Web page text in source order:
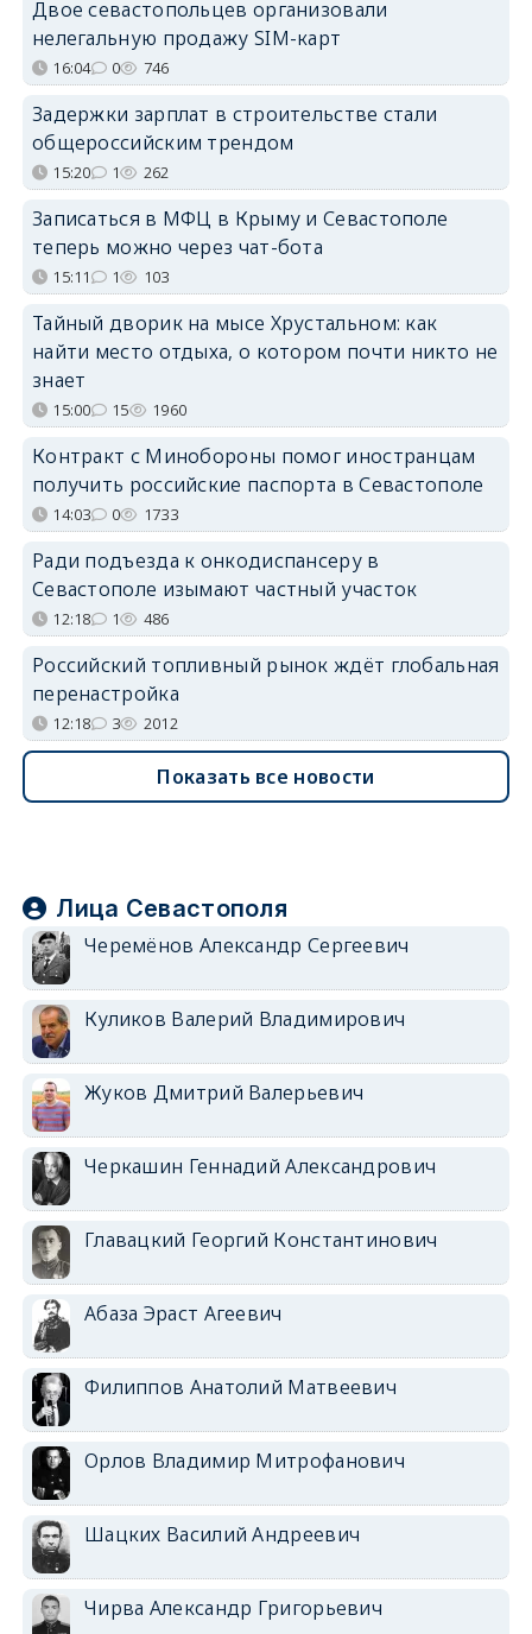
Двое севастопольцев организовали
нелегальную продажу SIM-карт
16:04 0 746
Задержки зарплат в строительстве стали
общероссийским трендом
15:20 1 262
Записаться в МФЦ в Крыму и Севастополе
теперь можно через чат-бота
15:11 1 103
Тайный дворик на мысе Хрустальном: как
найти место отдыха, о котором почти никто не
знает
15:00 15 1960
Контракт с Минобороны помог иностранцам
получить российские паспорта в Севастополе
14:03 0 1733
Ради подъезда к онкодиспансеру в
Севастополе изымают частный участок
12:18 1 486
Российский топливный рынок ждёт глобальная
перенастройка
12:18 3 2012
Показать все новости
Лица Севастополя
Черемёнов Александр Сергеевич
Куликов Валерий Владимирович
Жуков Дмитрий Валерьевич
Черкашин Геннадий Александрович
Главацкий Георгий Константинович
Абаза Эраст Агеевич
Филиппов Анатолий Матвеевич
Орлов Владимир Митрофанович
Шацких Василий Андреевич
Чирва Александр Григорьевич